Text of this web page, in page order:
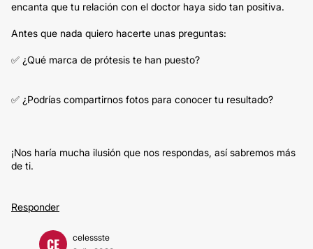
encanta que tu relación con el doctor haya sido tan positiva.
Antes que nada quiero hacerte unas preguntas:
✅ ¿Qué marca de prótesis te han puesto?
✅ ¿Podrías compartirnos fotos para conocer tu resultado?
¡Nos haría mucha ilusión que nos respondas, así sabremos más
de ti.
Responder
CE
celessste